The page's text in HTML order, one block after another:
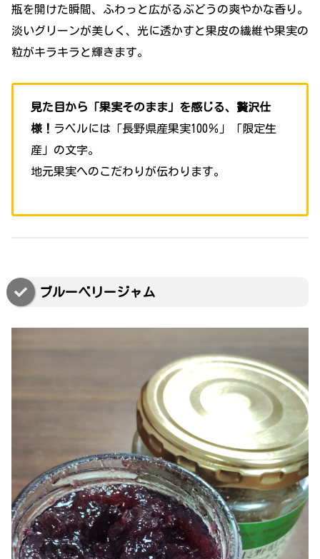
瓶を開けた瞬間、ふわっと広がるぶどうの爽やかな香り。
淡いグリーンが美しく、光に透かすと果皮の繊維や果実の
粒がキラキラと輝きます。
見た目から「果実そのまま」を感じる、贅沢仕
様！ ラベルには「長野県産果実100％」「限定生
産」の文字。
地元果実へのこだわりが伝わります。
ブルーベリージャム